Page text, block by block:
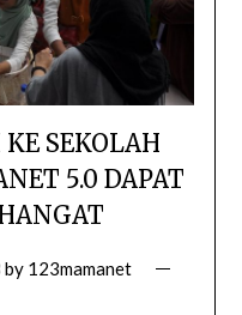
SEKOLAH
5.0 DAPAT
by 123mamanet